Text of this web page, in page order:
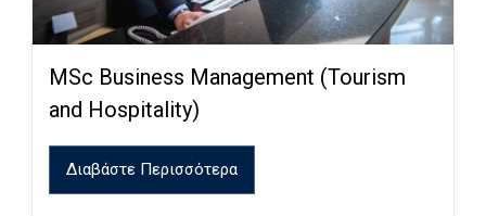
MSc Business Management (Tourism
and Hospitality)
Διαβάστε Περισσότερα